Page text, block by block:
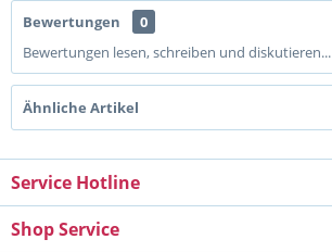
Bewertungen
0
Bewertungen lesen, schreiben und diskutieren...
Ähnliche Artikel
Service Hotline
Shop Service